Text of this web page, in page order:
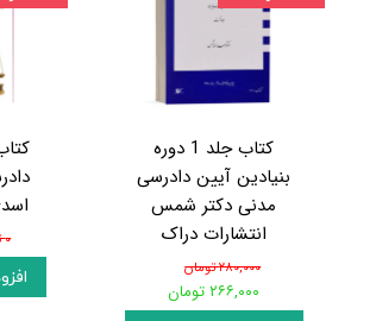
کتاب جلد 1 دوره
بنیادین آیین دادرسی
مدنی دکتر شمس
انتشارات دراک
۲۸۰,۰۰۰ تومان
۲۶۶,۰۰۰ تومان
۰ تومان